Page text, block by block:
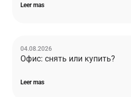
Leer mas
04.08.2026
Офис: снять или купить?
Leer mas